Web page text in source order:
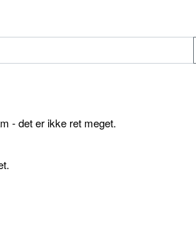
- det er ikke ret meget.